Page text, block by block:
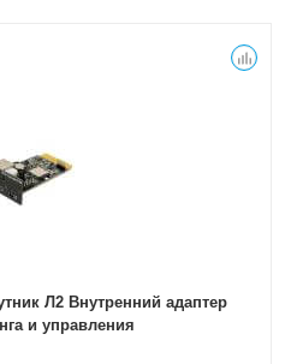
Л2 Внутренний адаптер
и управления